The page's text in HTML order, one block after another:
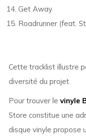
Get Away
Roadrunner (feat.
Cette tracklist illustre
diversité du projet.
Pour trouver le vinyle
Store constitue une
disque vinyle propose